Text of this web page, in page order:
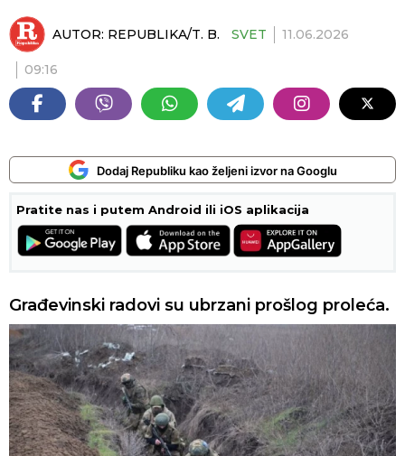
AUTOR: REPUBLIKA/T. B. SVET 11.06.2026
09:16
Dodaj Republiku kao željeni izvor na Googlu
Pratite nas i putem Android ili iOS aplikacija
Građevinski radovi su ubrzani prošlog proleća.